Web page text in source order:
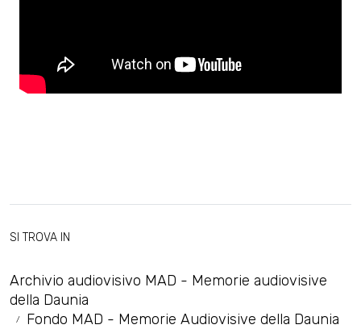
SI TROVA IN
Archivio audiovisivo MAD - Memorie audiovisive
della Daunia
Fondo MAD - Memorie Audiovisive della Daunia